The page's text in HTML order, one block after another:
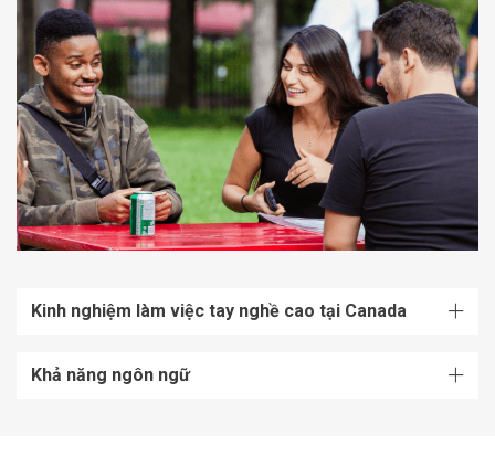
Kinh nghiệm làm việc tay nghề cao tại Canada
Khả năng ngôn ngữ